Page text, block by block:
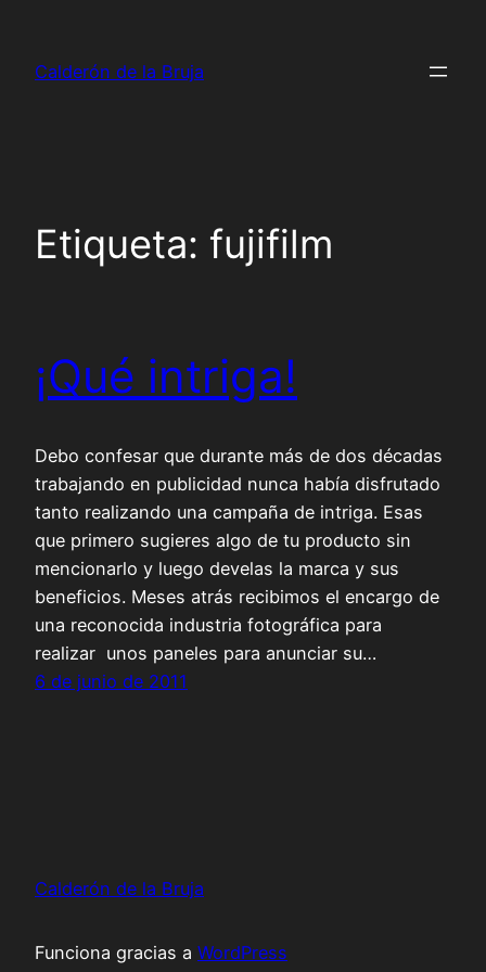
contenido
Calderón de la Bruja
Etiqueta: fujifilm
¡Qué intriga!
Debo confesar que durante más de dos décadas
trabajando en publicidad nunca había disfrutado
tanto realizando una campaña de intriga. Esas
que primero sugieres algo de tu producto sin
mencionarlo y luego develas la marca y sus
beneficios. Meses atrás recibimos el encargo de
una reconocida industria fotográfica para
realizar unos paneles para anunciar su…
6 de junio de 2011
Calderón de la Bruja
Funciona gracias a WordPress